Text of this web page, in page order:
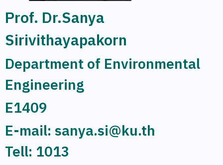
Prof. Dr.Sanya
Sirivithayapakorn
Department of Environmental
Engineering
E1409
E-mail: sanya.si@ku.th
Tell: 1013